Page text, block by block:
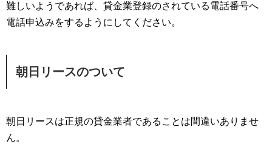
難しいようであれば、貸金業登録のされている電話番号へ
電話申込みをするようにしてください。
朝日リースのついて
朝日リースは正規の貸金業者であることは間違いありませ
ん。